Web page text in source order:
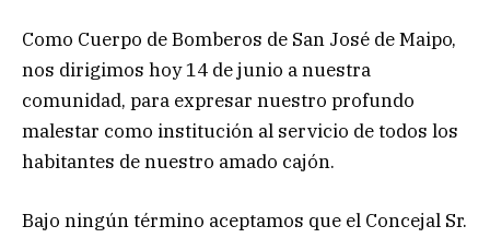
Como Cuerpo de Bomberos de San José de Maipo,
nos dirigimos hoy 14 de junio a nuestra
comunidad, para expresar nuestro profundo
malestar como institución al servicio de todos los
habitantes de nuestro amado cajón.
Bajo ningún término aceptamos que el Concejal Sr.